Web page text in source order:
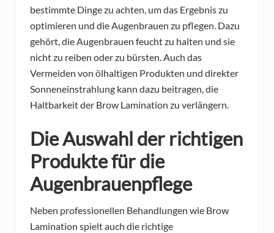
bestimmte Dinge zu achten, um das Ergebnis zu
optimieren und die Augenbrauen zu pflegen. Dazu
gehört, die Augenbrauen feucht zu halten und sie
nicht zu reiben oder zu bürsten. Auch das
Vermeiden von ölhaltigen Produkten und direkter
Sonneneinstrahlung kann dazu beitragen, die
Haltbarkeit der Brow Lamination zu verlängern.
Die Auswahl der richtigen
Produkte für die
Augenbrauenpflege
Neben professionellen Behandlungen wie Brow
Lamination spielt auch die richtige